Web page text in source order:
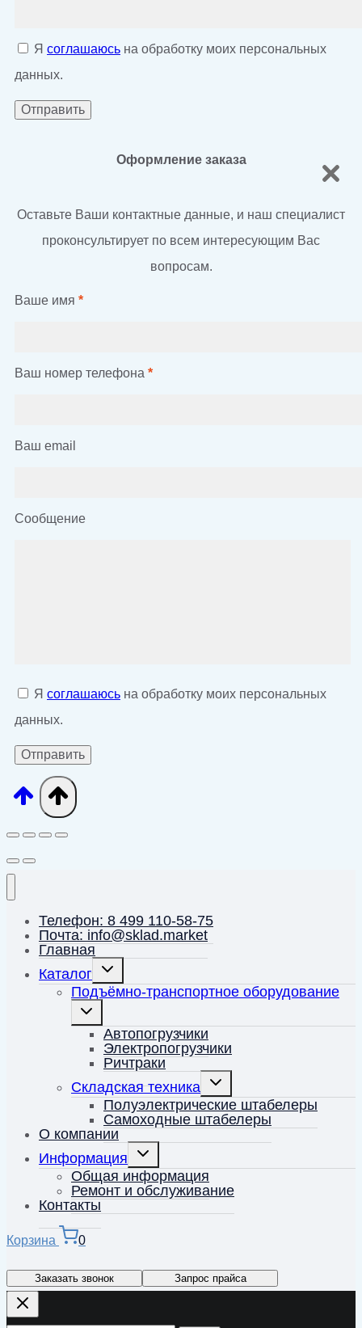
Я соглашаюсь на обработку моих персональных
данных.
Оформление заказа
Оставьте Ваши контактные данные, и наш специалист
проконсультирует по всем интересующим Вас
вопросам.
Ваше имя *
Ваш номер телефона *
Ваш email
Сообщение
Я соглашаюсь на обработку моих персональных
данных.
Телефон: 8 499 110-58-75
Почта: info@sklad.market
Главная
Каталог
Переключить
дочернее
меню
Подъёмно-транспортное оборудование
Переключить
дочернее
менюАвтопогрузчики
Электропогрузчики
Ричтраки
Складская техника
Переключить
дочернее
меню
Полуэлектрические штабелеры
Самоходные штабелеры
О компании
Информация
Переключить
дочернее
меню
Общая информация
Ремонт и обслуживание
Контакты
Корзина 0
Заказать звонок Запрос прайса